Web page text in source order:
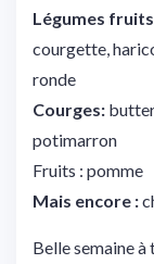
Légumes
courgette,
ronde
Courges:
potimarron
Fruits : pomme
Mais encore :
Belle semaine